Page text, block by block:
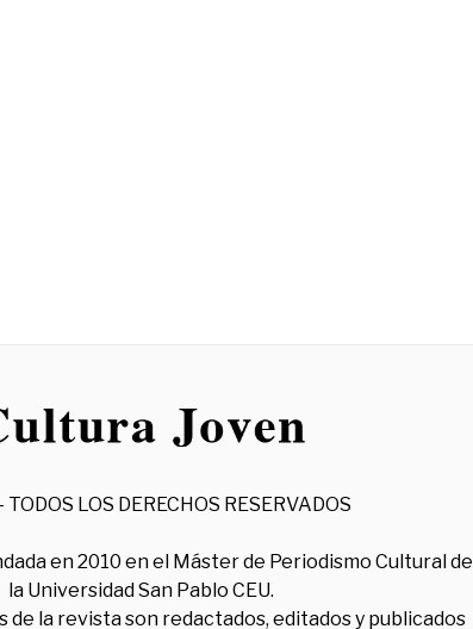
LOS DERECHOS RESERVADOS
en 2010 en el Máster de Periodismo Cultural de
la Universidad San Pablo CEU.
de la revista son redactados, editados y publicados